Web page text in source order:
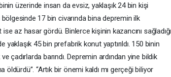
üzerinde insan da evsiz, yaklaşık 24 bin kişi
17 bin civarında bina depremin ilk
az hasar gördü. Binlerce kişinin kazancını sağladığı
45 bin prefabrik konut yaptırıldı. 150 binin
çadırlarda barındı. Depremin ardından yine bildik
“Artık bir önemi kaldı mı gerçeği biliyor